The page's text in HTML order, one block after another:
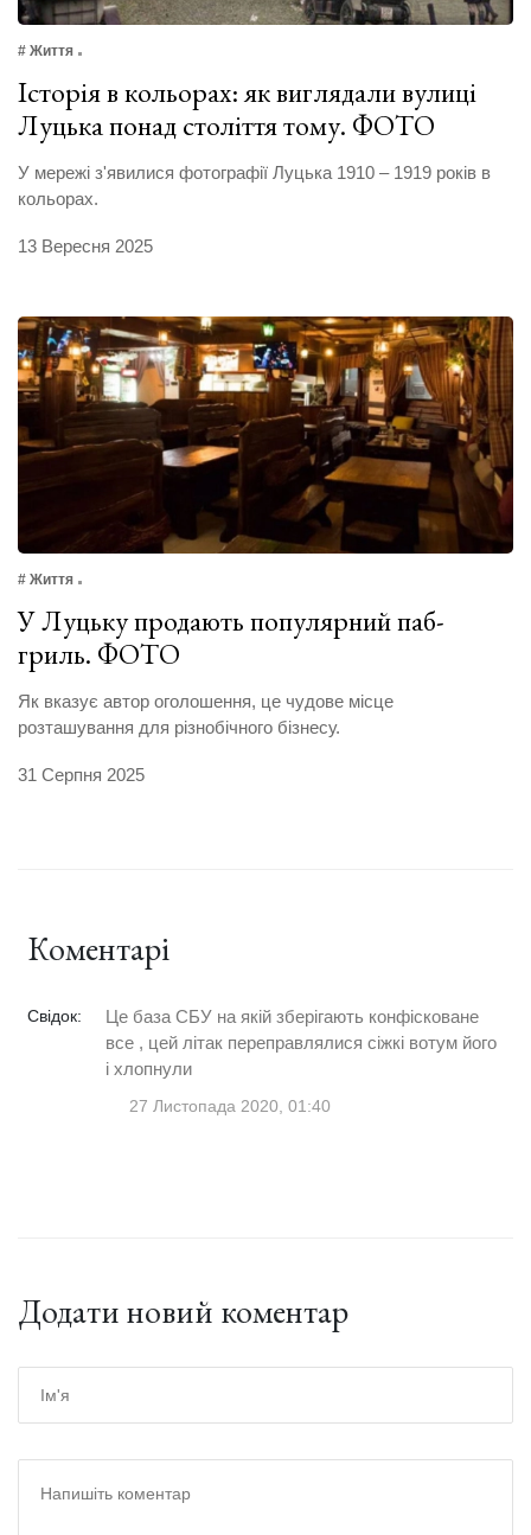
# Життя
Історія в кольорах: як виглядали вулиці
Луцька понад століття тому. ФОТО
У мережі з'явилися фотографії Луцька 1910 – 1919 років в
кольорах.
13 Вересня 2025
# Життя
У Луцьку продають популярний паб-
гриль. ФОТО
Як вказує автор оголошення, це чудове місце
розташування для різнобічного бізнесу.
31 Серпня 2025
Коментарі
Свідок:
Це база СБУ на якій зберігають конфісковане
все , цей літак переправлялися сіжкі вотум його
і хлопнули
27 Листопада 2020, 01:40
Додати новий коментар